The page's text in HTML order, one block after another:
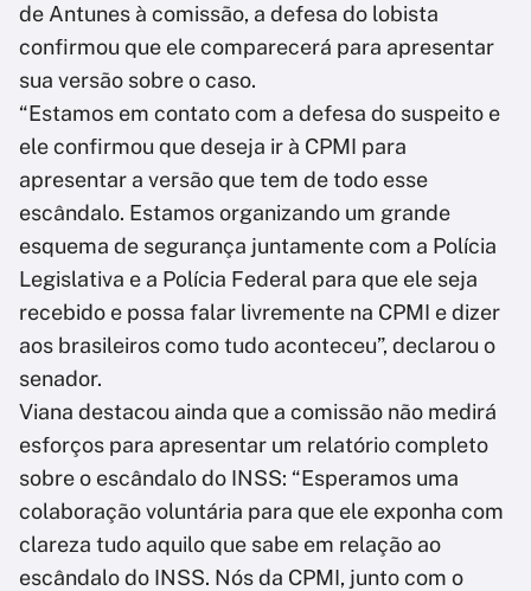
de Antunes à comissão, a defesa do lobista
confirmou que ele comparecerá para apresentar
sua versão sobre o caso.
“Estamos em contato com a defesa do suspeito e
ele confirmou que deseja ir à CPMI para
apresentar a versão que tem de todo esse
escândalo. Estamos organizando um grande
esquema de segurança juntamente com a Polícia
Legislativa e a Polícia Federal para que ele seja
recebido e possa falar livremente na CPMI e dizer
aos brasileiros como tudo aconteceu”, declarou o
senador.
Viana destacou ainda que a comissão não medirá
esforços para apresentar um relatório completo
sobre o escândalo do INSS: “Esperamos uma
colaboração voluntária para que ele exponha com
clareza tudo aquilo que sabe em relação ao
escândalo do INSS. Nós da CPMI, junto com o